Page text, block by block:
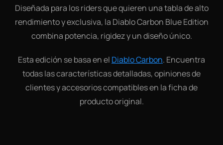
Diseñada para los riders que quieren una tabla de alto
rendimiento y exclusiva, la Diablo Carbon Blue Edition
combina potencia, rigidez y un diseño único.
Esta edición se basa en el Diablo Carbon. Encuentra
todas las características detalladas, opiniones de
clientes y accesorios compatibles en la ficha de
producto original.